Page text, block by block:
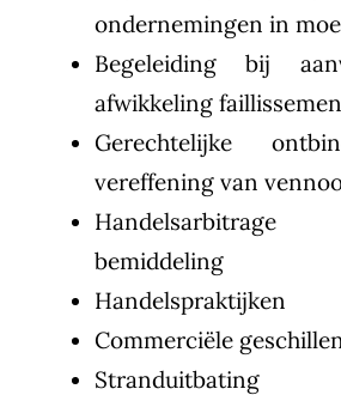
ondernemingen in
Begeleiding bij
afwikkeling
Gerechtelijke
vereffening van
bemiddeling
Handelspraktijken
Commerciële geschillen
Stranduitbating